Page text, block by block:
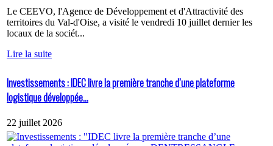
Le CEEVO, l'Agence de Développement et d'Attractivité des
territoires du Val-d'Oise, a visité le vendredi 10 juillet dernier les
locaux de la sociét...
Lire la suite
Investissements : IDEC livre la première tranche d’une plateforme
logistique développée...
22 juillet 2026